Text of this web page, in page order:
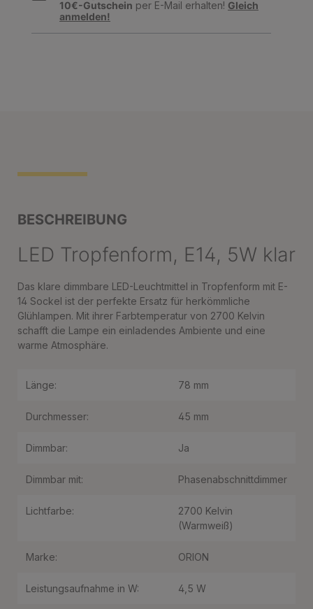
10€-Gutschein per E-Mail erhalten! Gleich
anmelden!
BESCHREIBUNG
LED Tropfenform, E14, 5W klar
Das klare dimmbare LED-Leuchtmittel in Tropfenform mit E-
14 Sockel ist der perfekte Ersatz für herkömmliche
Glühlampen. Mit ihrer Farbtemperatur von 2700 Kelvin
schafft die Lampe ein einladendes Ambiente und eine
warme Atmosphäre.
Länge: 78 mm
Durchmesser: 45 mm
Dimmbar: Ja
Dimmbar mit: Phasenabschnittdimmer
Lichtfarbe:
2700 Kelvin
(Warmweiß)
Marke: ORION
Leistungsaufnahme in W: 4,5 W